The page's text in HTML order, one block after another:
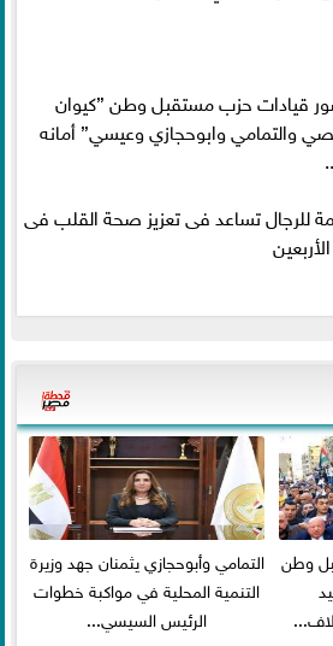
قيادات حزب مستقبل وطن ”كيوان
والتمامي وابوحجازي وعيسي” أمانه
للرجال تساعد فى تعزيز صحة القلب فى
وطن التمامي وأبوحجازي يثمنان جهد وزيرة
التنمية المحلية في مواكبة خطوات
الرئيس السيسي...